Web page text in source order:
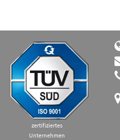
zertifiziertes
Unternehmen